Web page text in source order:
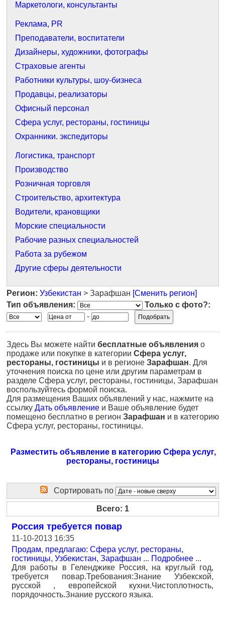
Маркетологи, консультанты
Реклама, PR
Преподаватели, воспитатели
Дизайнеры, художники, фотографы
Страховые агенты
Работники культуры, шоу-бизнеса
Продавцы, реализаторы
Офисный персонал
Сфера услуг, рестораны, гостиницы
Охранники. экспедиторы
Логистика, транспорт
Производство
Розничная торговля
Строительство, архитектура
Водители, крановщики
Морские специальности
Рабочие разных специальностей
Работа за рубежом
Другие сферы деятельности
Регион: Узбекистан > Зарафшан [Сменить регион]
Тип объявления:
Только с фото?:
-
Здесь Вы можете найти бесплатные объявления о
продаже или покупке в категории Сфера услуг,
рестораны, гостиницы и в регионе Зарафшан. Для
уточнения поиска по цене или другим параметрам в
разделе Сфера услуг, рестораны, гостиницы, Зарафшан
воспользуйтесь формой поиска.
Для размещения Ваших объявлений у нас, нажмите на
ссылку Дать объявление и Ваше объявление будет
помещено бесплатно в регион Зарафшан и в категорию
Сфера услуг, рестораны, гостиницы.
Разместить объявление в категорию Сфера услуг,
рестораны, гостиницы
Сортировать по
Всего: 1
Россия требуется повар
11-10-2013 16:35
Продам, предлагаю: Сфера услуг, рестораны,
гостиницы, Узбекистан, Зарафшан ... Подробнее ...
Для работы в Геленджике Россия, на круглый год,
требуется повар.Требования:Знание Узбекской,
русской , европейской кухни.Чистоплотность,
порядочность.Знание русского языка.